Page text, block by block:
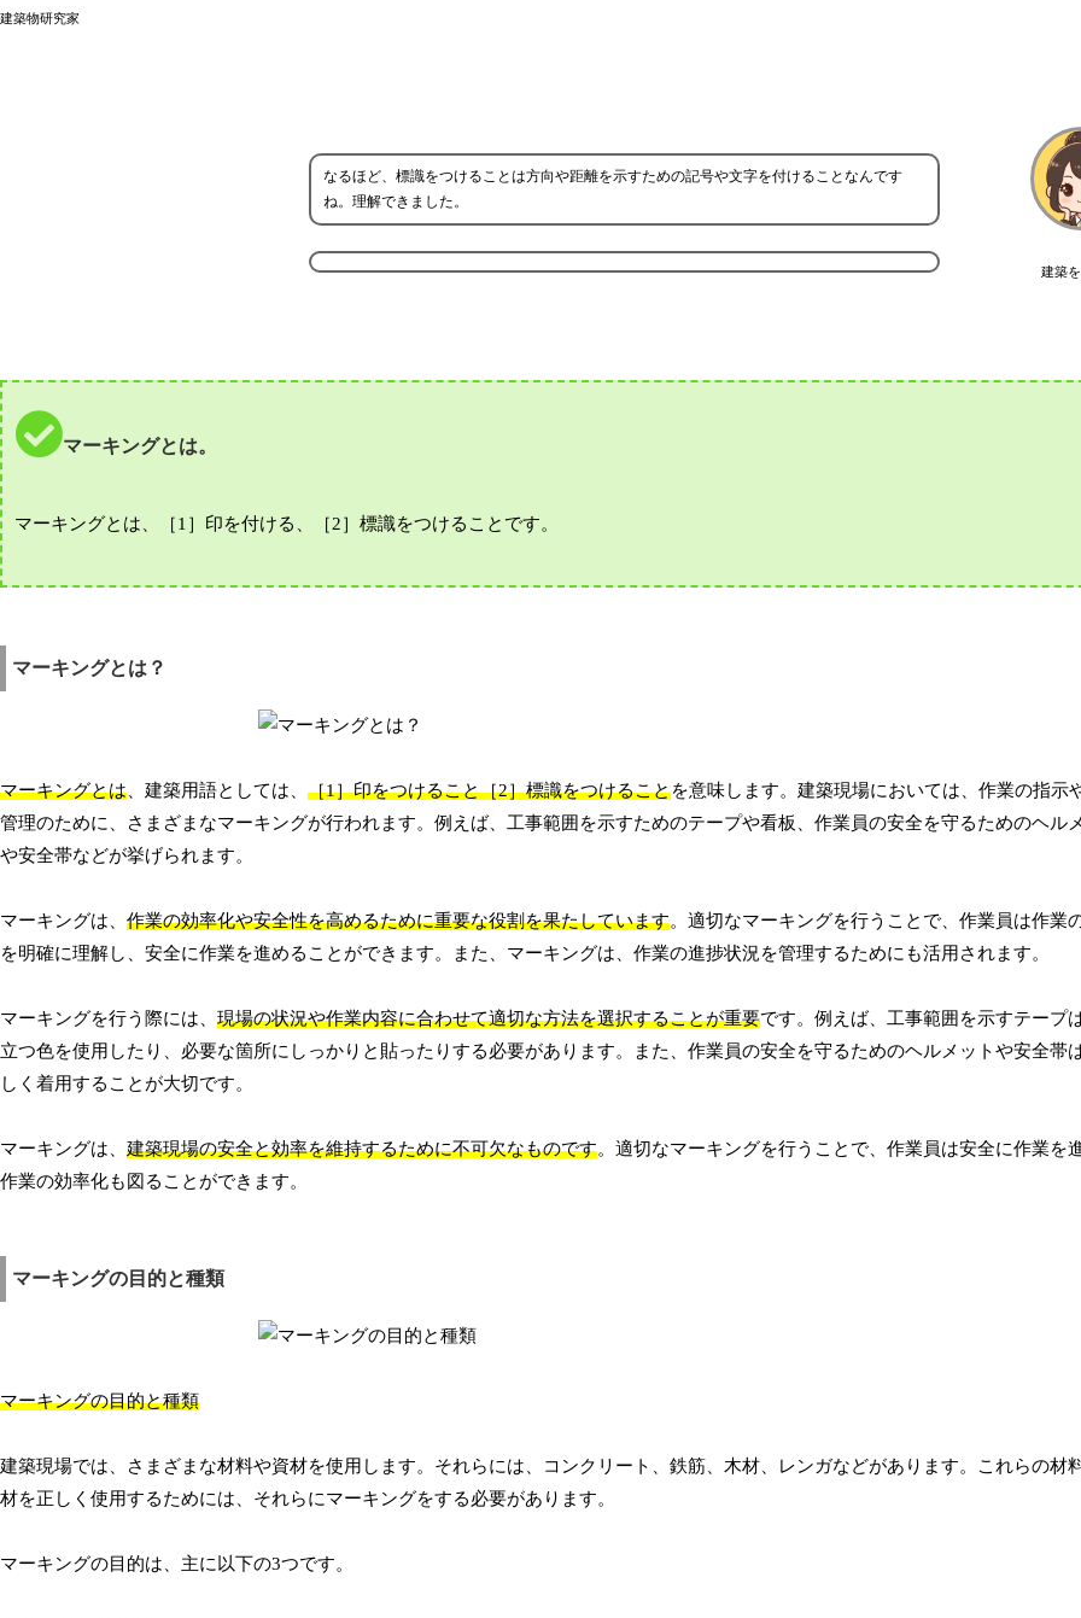
建築物研究家
建築
なるほど、標識をつけることは方向や距離を示すための記号や文字を付けることなんです
ね。理解できました。
マーキングとは。
マーキングとは、［1］印を付ける、［2］標識をつけることです。
マーキングとは？
マーキングとは、建築用語としては、 ［1］印をつけること［2］標識をつけることを意味します。建築現場においては、作業の指示
管理のために、さまざまなマーキングが行われます。例えば、工事範囲を示すためのテープや看板、作業員の安全を守るためのヘル
や安全帯などが挙げられます。
マーキングは、 作業の効率化や安全性を高めるために重要な役割を果たしています。適切なマーキングを行うことで、作業員は作業
を明確に理解し、安全に作業を進めることができます。また、マーキングは、作業の進捗状況を管理するためにも活用されます。
マーキングを行う際には、 現場の状況や作業内容に合わせて適切な方法を選択することが重要です。例えば、工事範囲を示すテープ
立つ色を使用したり、必要な箇所にしっかりと貼ったりする必要があります。また、作業員の安全を守るためのヘルメットや安全帯
しく着用することが大切です。
マーキングは、 建築現場の安全と効率を維持するために不可欠なものです。適切なマーキングを行うことで、作業員は安全に作業を
作業の効率化も図ることができます。
マーキングの目的と種類
マーキングの目的と種類
建築現場では、さまざまな材料や資材を使用します。それらには、コンクリート、鉄筋、木材、レンガなどがあります。これらの材
材を正しく使用するためには、それらにマーキングをする必要があります。
マーキングの目的は、主に以下の3つです。